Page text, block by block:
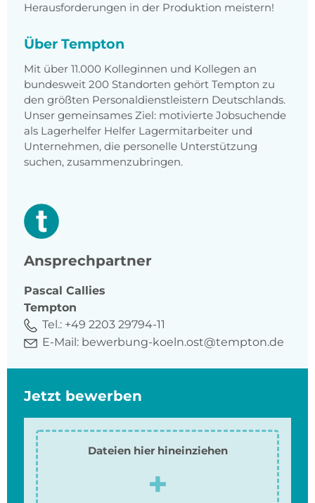
Herausforderungen in der Produktion meistern!
Über Tempton
Mit über 11.000 Kolleginnen und Kollegen an
bundesweit 200 Standorten gehört Tempton zu
den größten Personaldienstleistern Deutschlands.
Unser gemeinsames Ziel: motivierte Jobsuchende
als Lagerhelfer Helfer Lagermitarbeiter und
Unternehmen, die personelle Unterstützung
suchen, zusammenzubringen.
Ansprechpartner
Pascal Callies
Tempton
Tel.: +49 2203 29794-11
E-Mail: bewerbung-koeln.ost@tempton.de
Jetzt bewerben
Dateien hier hineinziehen